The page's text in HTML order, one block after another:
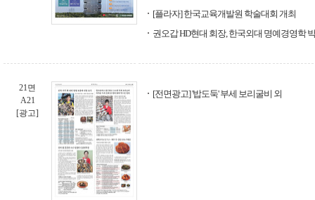
[플라자] 한국교육개발원 학술대회 개최
권오갑 HD현대 회장, 한국외대 명예경영학
21면
A21
[광고]
[전면광고] '밥도둑' 부세 보리굴비 외